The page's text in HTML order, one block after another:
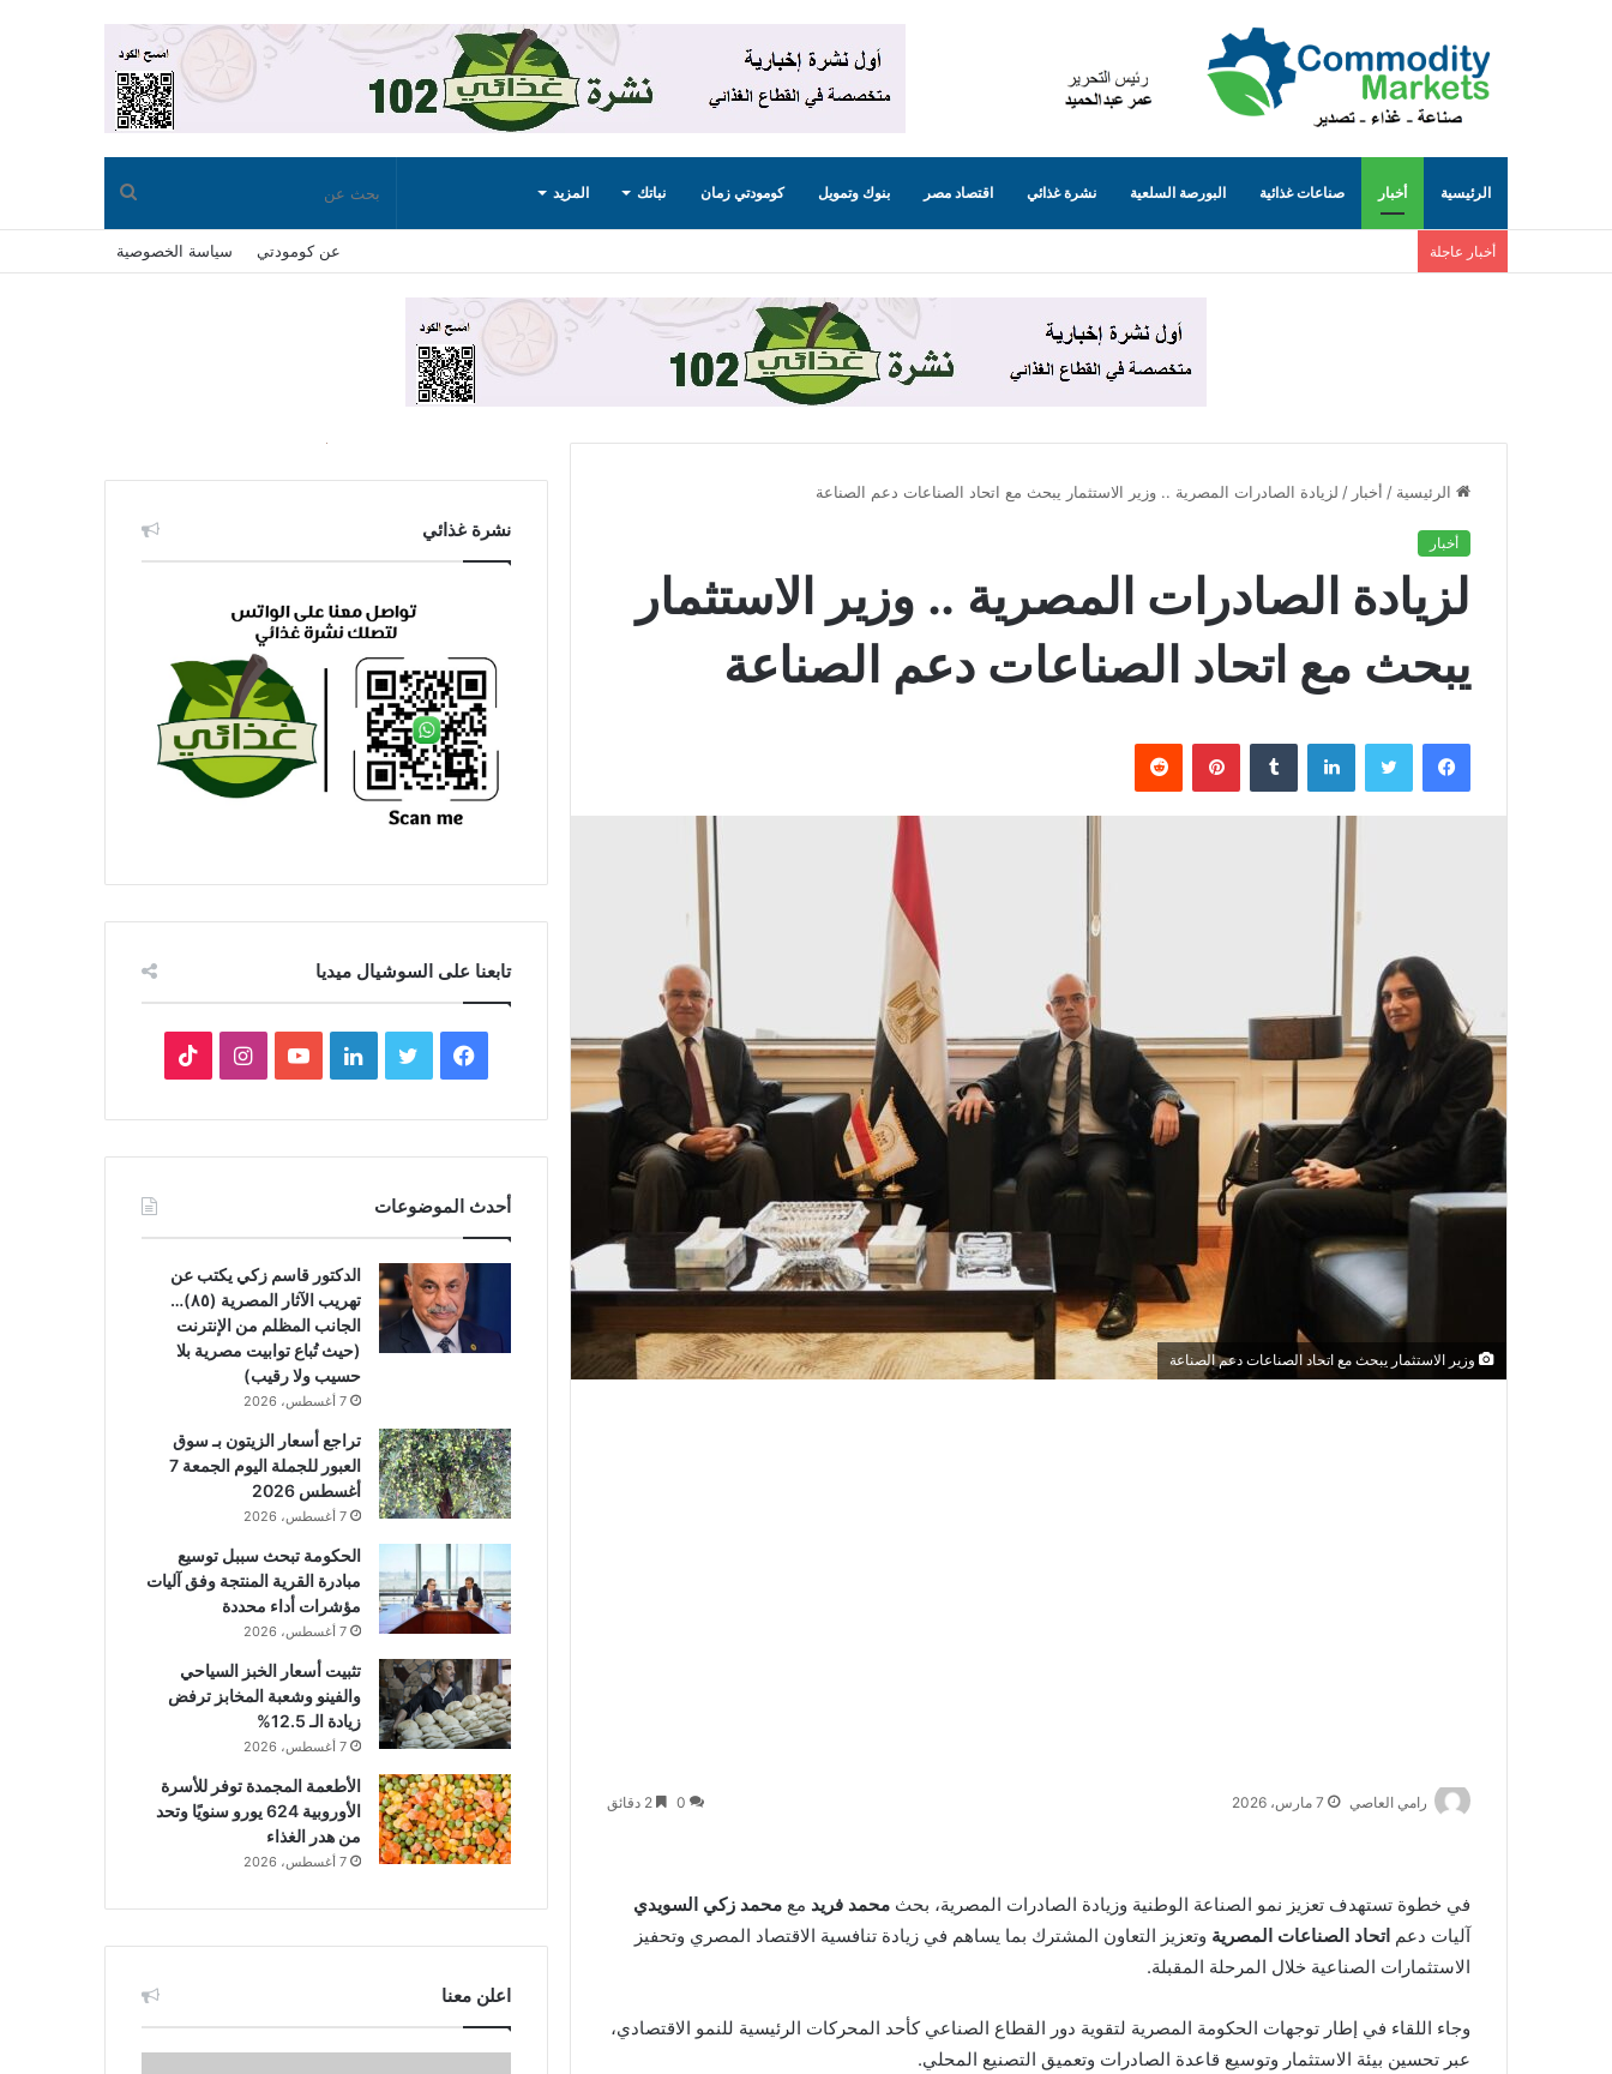
الرئيسية أخبار صناعات غذائية البورصة السلعية نشرة غذائي اقتصاد مصر بنوك وتمويل كومودتي زمان نباتك المزيد بحث
عن
أخبار عاجلة عن كومودتي سياسة الخصوصية
الرئيسية / أخبار / لزيادة الصادرات المصرية .. وزير الاستثمار يبحث مع اتحاد الصناعات دعم الصناعة
أخبار
لزيادة الصادرات المصرية .. وزير الاستثمار
يبحث مع اتحاد الصناعات دعم الصناعة
فيسبوك تويتر لينكدإن بينتيريست
وزير الاستثمار يبحث مع اتحاد الصناعات دعم الصناعة
رامي العاصي 7 مارس، 2026 0
في خطوة تستهدف تعزيز نمو الصناعة الوطنية وزيادة الصادرات المصرية، بحث محمد فريد مع محمد زكي السويدي
آليات دعم اتحاد الصناعات المصرية وتعزيز التعاون المشترك بما يساهم في زيادة تنافسية الاقتصاد المصري وتحفيز
الاستثمارات الصناعية خلال المرحلة المقبلة.
وجاء اللقاء في إطار توجهات الحكومة المصرية لتقوية دور القطاع الصناعي كأحد المحركات الرئيسية للنمو الاقتصادي،
عبر تحسين بيئة الاستثمار وتوسيع قاعدة الصادرات وتعميق التصنيع المحلي.
نشرة غذائي
تابعنا على السوشيال ميديا
فيسبوكتويتر لينكدإنيوتيوبانستقرام
أحدث الموضوعات
الدكتور قاسم زكي يكتب عن
تهريب الآثار المصرية (٨٥)…
الجانب المظلم من الإنترنت
(حيث تُباع توابيت مصرية بلا
حسيب ولا رقيب)
7 أغسطس، 2026
تراجع أسعار الزيتون بـ سوق
العبور للجملة اليوم الجمعة 7
أغسطس 2026
7 أغسطس، 2026
الحكومة تبحث سببل توسيع
مبادرة القرية المنتجة وفق آليات
مؤشرات أداء محددة
7 أغسطس، 2026
تثبيت أسعار الخبز السياحي
والفينو وشعبة المخابز ترفض
زيادة الـ 12.5%
7 أغسطس، 2026
الأطعمة المجمدة توفر للأسرة
الأوروبية 624 يورو سنويًا وتحد
من هدر الغذاء
7 أغسطس، 2026
اعلن معنا